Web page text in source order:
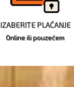
IZABERITE PLAĆANJE
Online ili pouzećem